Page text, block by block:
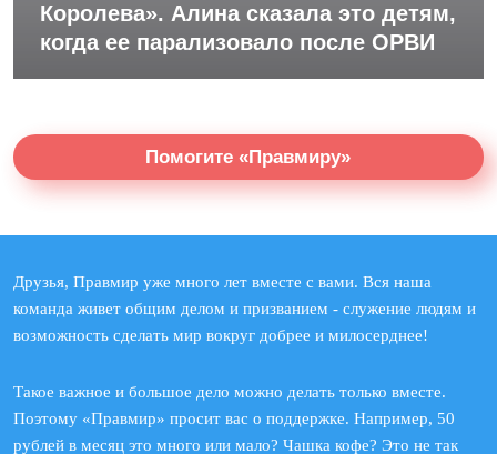
Королева». Алина сказала это детям,
когда ее парализовало после ОРВИ
Помогите «Правмиру»
Друзья, Правмир уже много лет вместе с вами. Вся наша
команда живет общим делом и призванием - служение людям и
возможность сделать мир вокруг добрее и милосерднее!
Такое важное и большое дело можно делать только вместе.
Поэтому «Правмир» просит вас о поддержке. Например, 50
рублей в месяц это много или мало? Чашка кофе? Это не так